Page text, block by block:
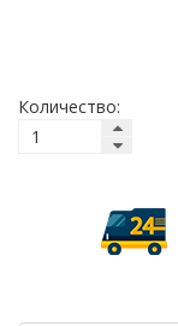
Количество: